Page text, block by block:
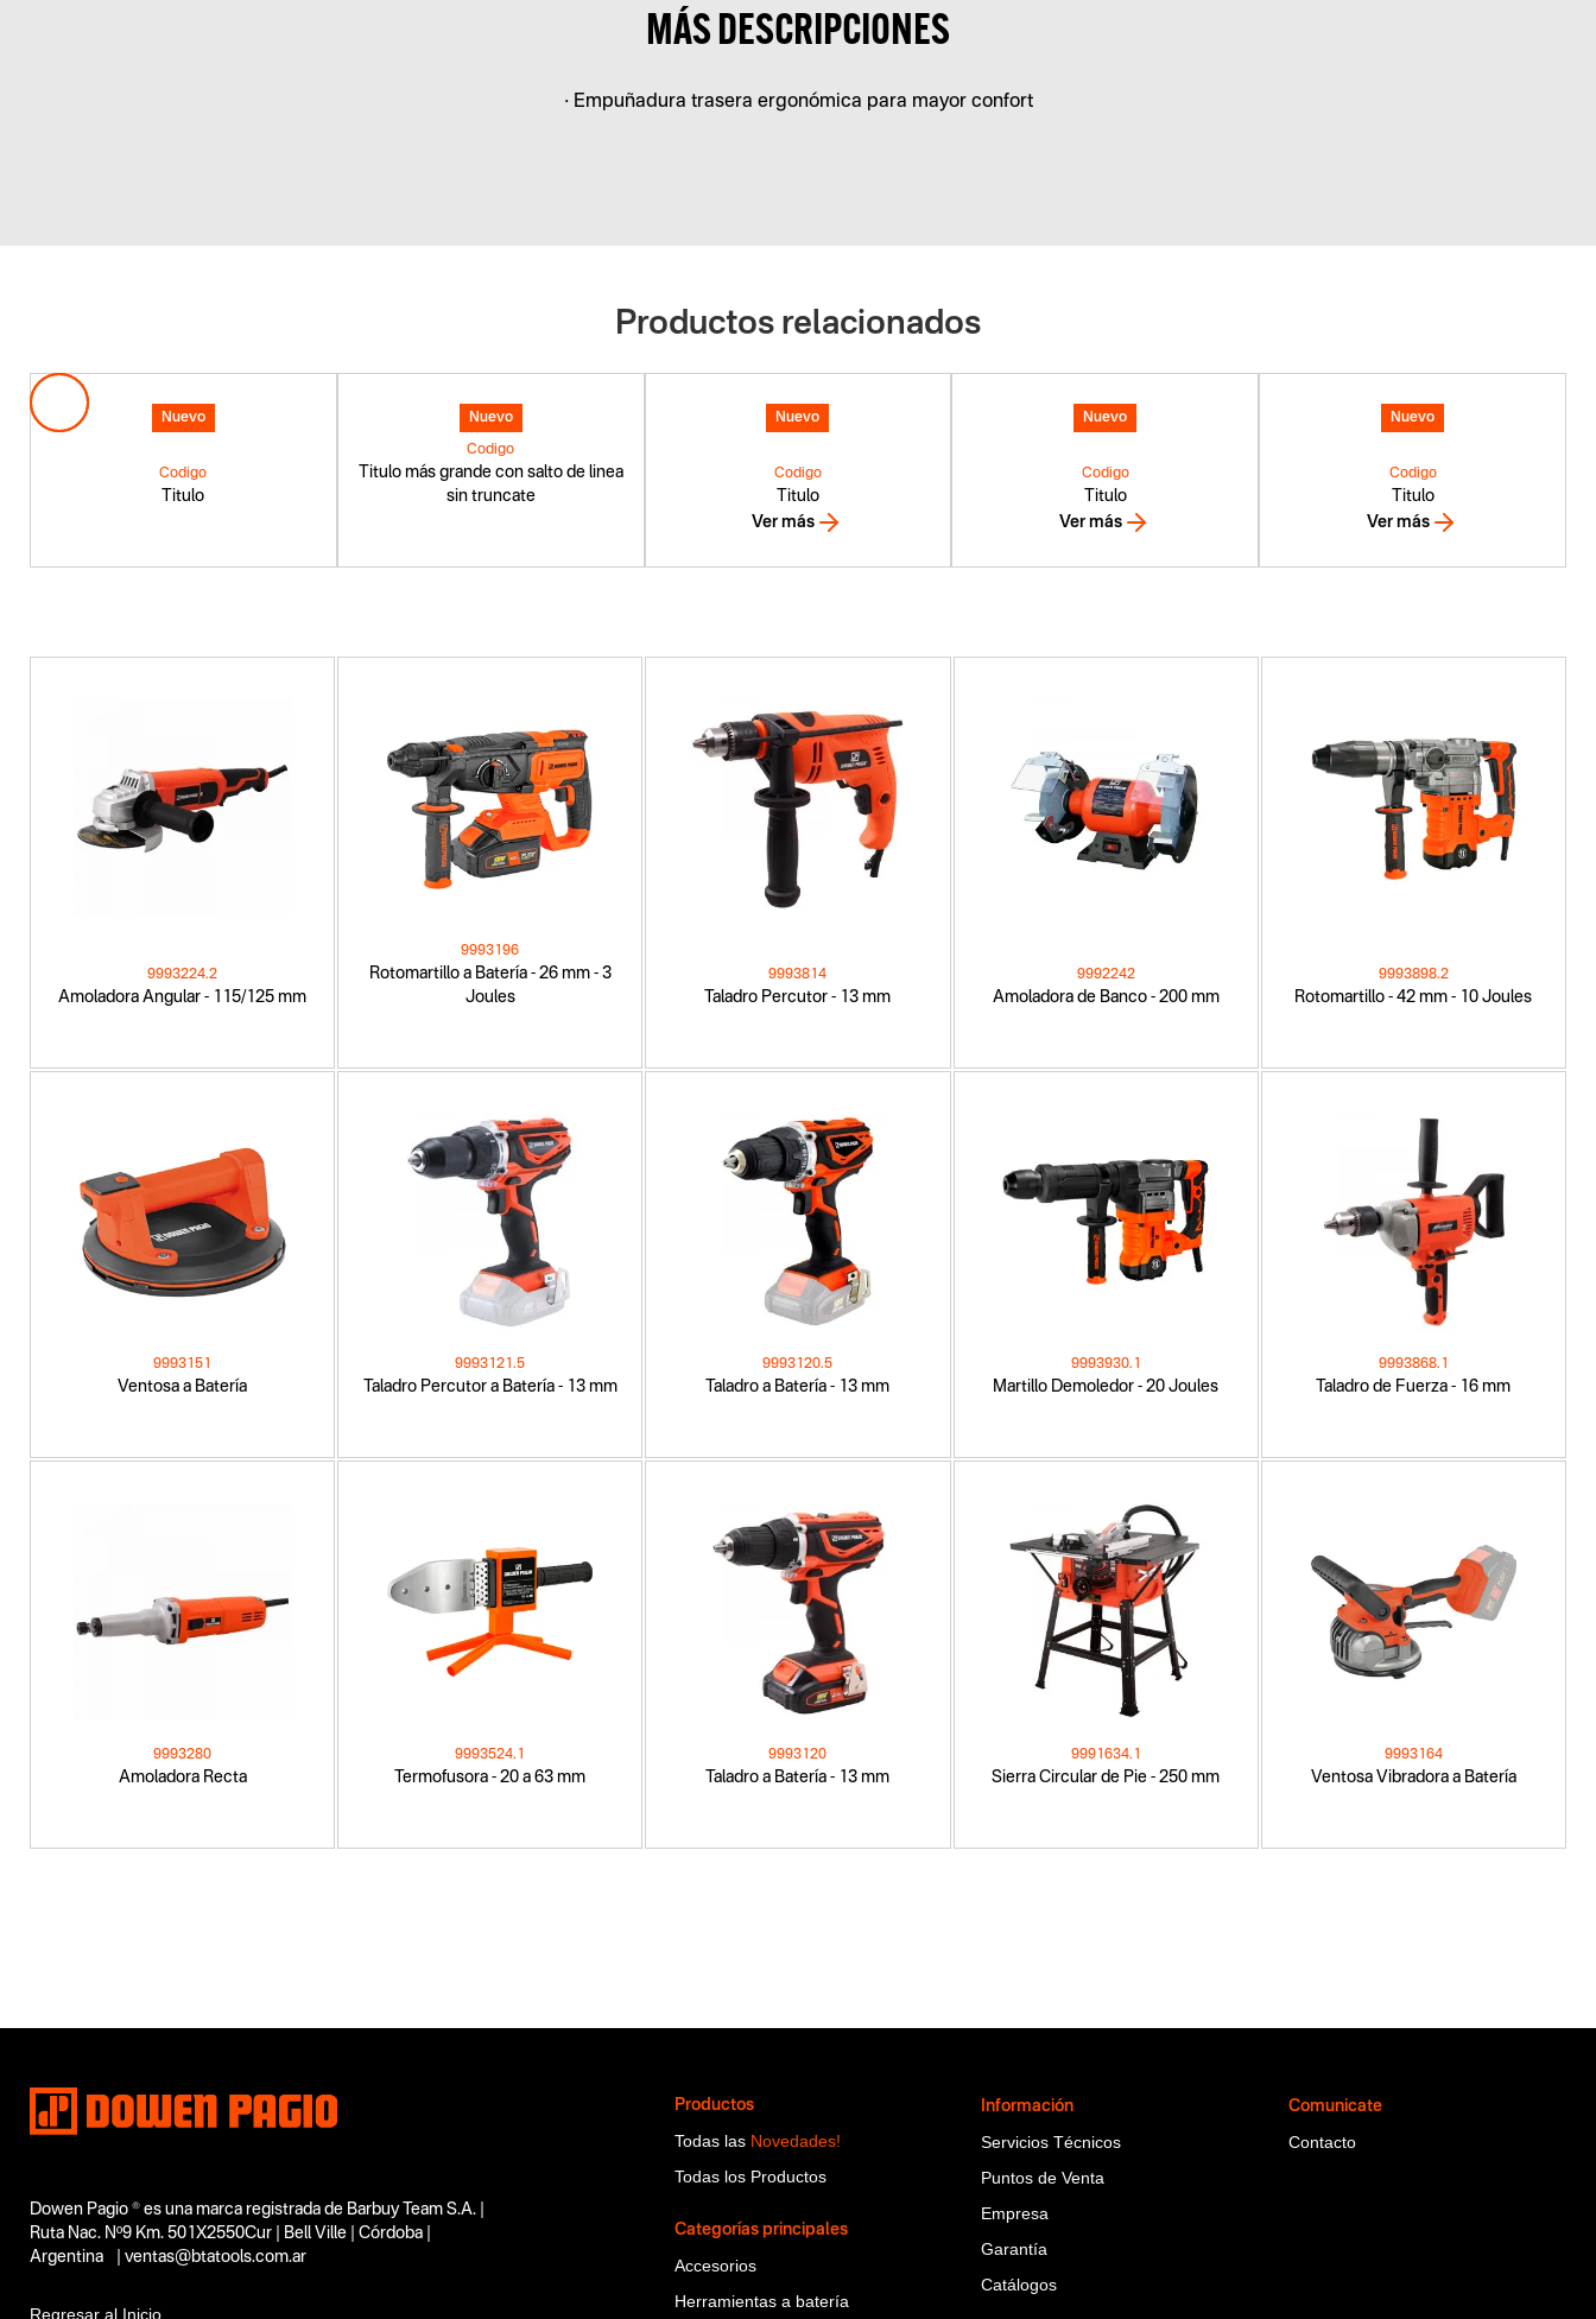
MÁS DESCRIPCIONES
• Empuñadura trasera ergonómica para mayor confort
Productos relacionados
Nuevo
Titulo
Codigo
Nuevo
Titulo más grande con salto de linea
sin truncate
Codigo
Nuevo
Titulo
Codigo
Ver más
Nuevo
Titulo
Codigo
Ver más
Nuevo
Titulo
Codigo
Ver más
Amoladora Angular - 115/125 mm
9993224.2
Rotomartillo a Batería - 26 mm - 3
Joules
9993196
Taladro Percutor - 13 mm
9993814
Amoladora de Banco - 200 mm
9992242
Rotomartillo - 42 mm - 10 Joules
9993898.2
Ventosa a Batería
9993151
Taladro Percutor a Batería - 13 mm
9993121.5
Taladro a Batería - 13 mm
9993120.5
Martillo Demoledor - 20 Joules
9993930.1
Taladro de Fuerza - 16 mm
9993868.1
Amoladora Recta
9993280
Termofusora - 20 a 63 mm
9993524.1
Taladro a Batería - 13 mm
9993120
Sierra Circular de Pie - 250 mm
9991634.1
Ventosa Vibradora a Batería
9993164
Segmentos - pendiente
Construcción
Capacidad
De mano
Tecnologia
No items found.
Dowen Pagio ® es una marca registrada de Barbuy Team S.A. |
Ruta Nac. Nº9 Km. 501X2550Cur | Bell Ville | Córdoba |
Argentina | ventas@btatools.com.ar
Regresar al Inicio
Productos
Todas las Novedades!
Todas los Productos
Categorías principales
Accesorios
Herramientas a batería
Información
Servicios Técnicos
Puntos de Venta
Empresa
Garantía
Catálogos
Comunicate
Contacto